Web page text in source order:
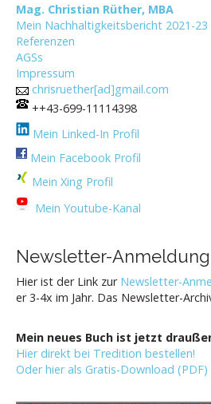
Mag. Christian Rüther, MBA
Mein Nachhaltigkeitsbericht 2021-23
Referenzen
AGSs
Impressum
chrisruether[ad]gmail.com
++43-699-11114398
Mein Linked-In Profil
Mein Facebook Profil
Mein Xing Profil
Mein Youtube-Kanal
Newsletter-Anmeldung
Hier ist der Link zur Newsletter-
er 3-4x im Jahr. Das Newsletter-
Mein neues Buch ist jetzt
Hier direkt bei Tredition bestellen!
Oder hier als Gratis-Download (PDF)